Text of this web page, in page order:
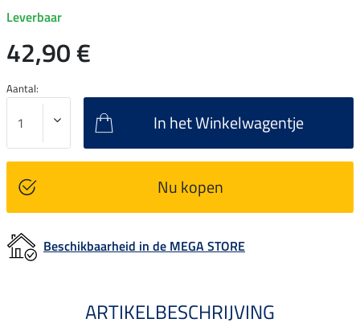
Leverbaar
42,90 €
Aantal:
In het Winkelwagentje
Nu kopen
Beschikbaarheid in de MEGA STORE
ARTIKELBESCHRIJVING